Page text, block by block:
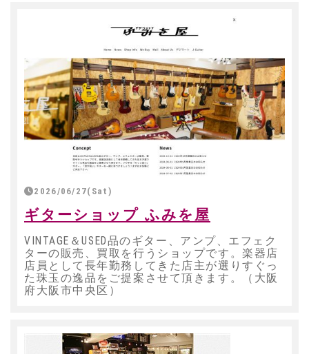
2026/06/27(Sat)
ギターショップ ふみを屋
VINTAGE＆USED品のギター、アンプ、エフェク
ターの販売、買取を行うショップです。楽器店
店員として長年勤務してきた店主が選りすぐっ
た珠玉の逸品をご提案させて頂きます。（大阪
府大阪市中央区）